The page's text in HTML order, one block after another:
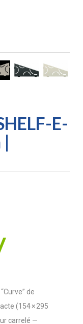
E-
de
(154 × 295
carrelé —